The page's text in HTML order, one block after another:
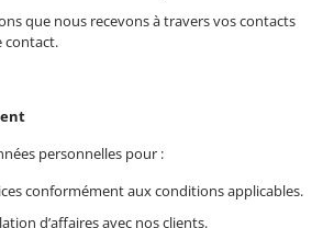
que nous recevons à travers vos contacts
contact.
personnelles pour :
conformément aux conditions applicables.
d’affaires avec nos clients.